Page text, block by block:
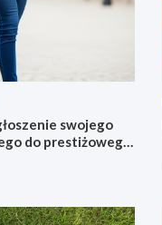
swojego
do prestiżowego